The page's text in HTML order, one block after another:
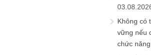
Không có
vững nếu
chức